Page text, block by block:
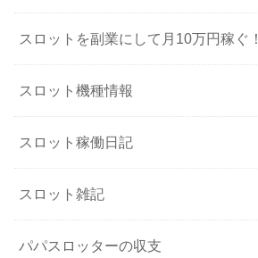
スロットを副業にして月10万円稼ぐ！
スロット機種情報
スロット稼働日記
スロット雑記
パパスロッターの収支